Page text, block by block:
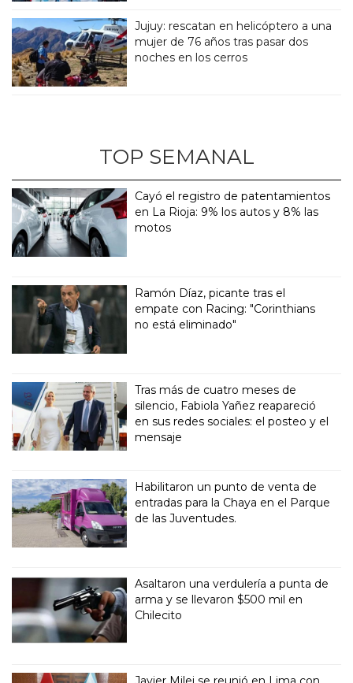
Jujuy: rescatan en helicóptero a una
mujer de 76 años tras pasar dos
noches en los cerros
TOP SEMANAL
Cayó el registro de patentamientos
en La Rioja: 9% los autos y 8% las
motos
Ramón Díaz, picante tras el
empate con Racing: "Corinthians
no está eliminado"
Tras más de cuatro meses de
silencio, Fabiola Yañez reapareció
en sus redes sociales: el posteo y el
mensaje
Habilitaron un punto de venta de
entradas para la Chaya en el Parque
de las Juventudes.
Asaltaron una verdulería a punta de
arma y se llevaron $500 mil en
Chilecito